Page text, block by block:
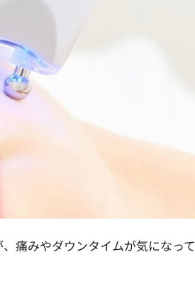
痛みやダウンタイムが気になっ